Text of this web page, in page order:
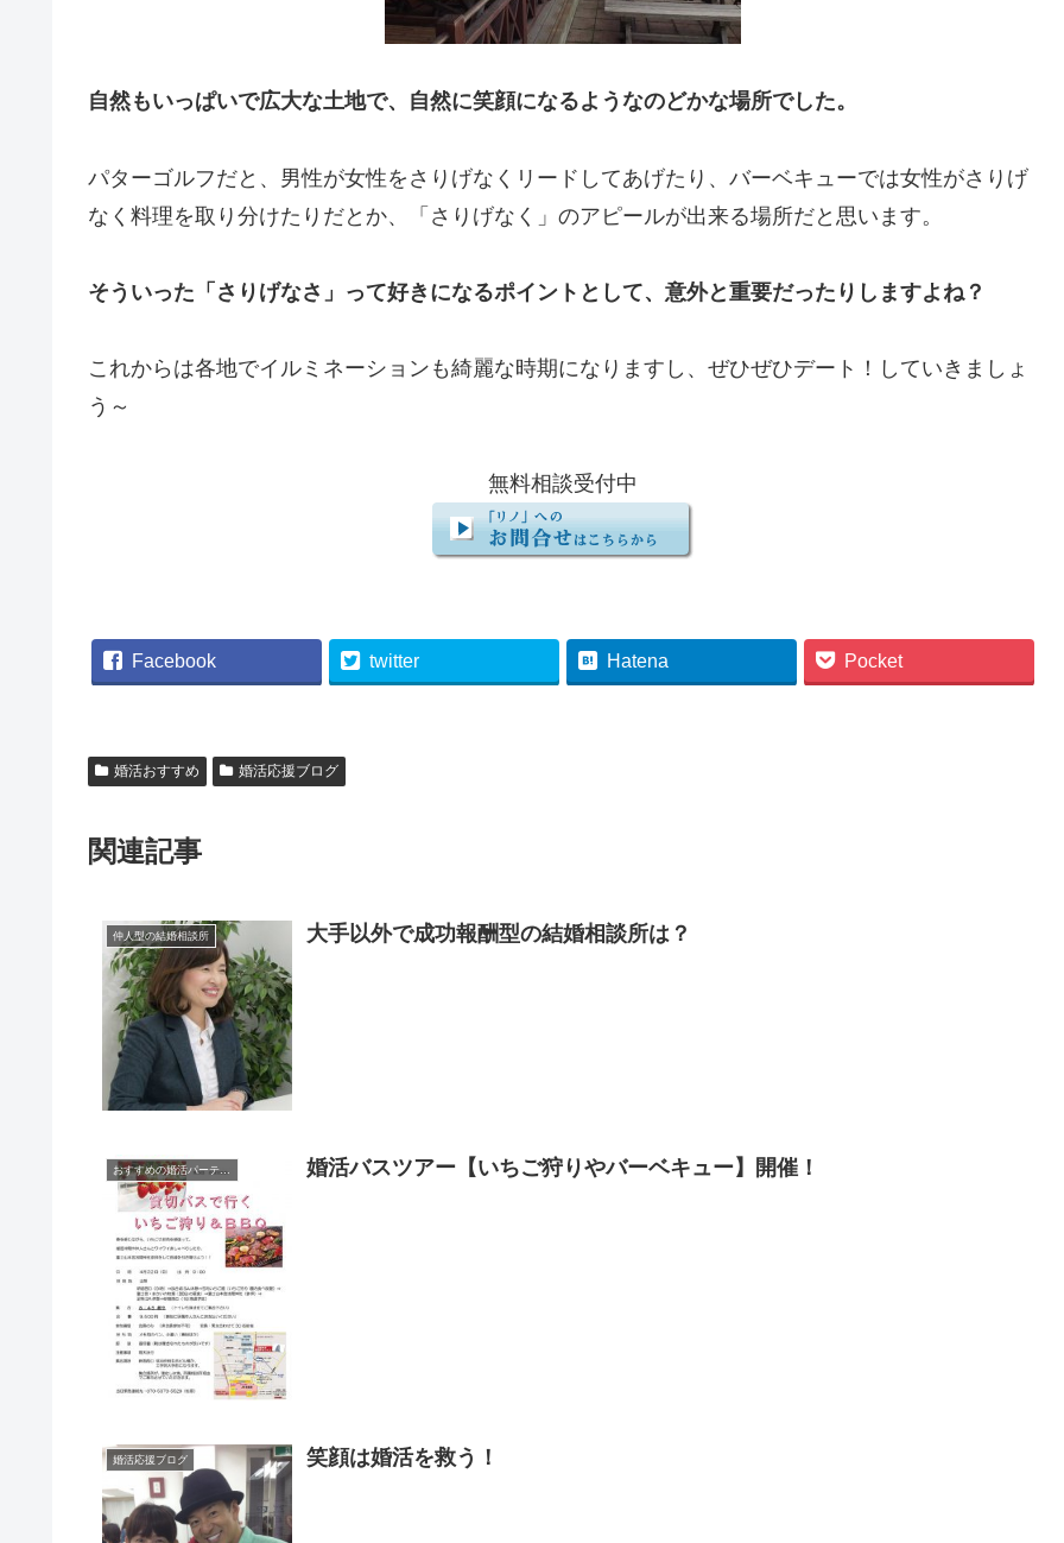
自然もいっぱいで広大な土地で、自然に笑顔になるようなのどかな場所でした。
パターゴルフだと、男性が女性をさりげなくリードしてあげたり、バーベキューでは女性がさりげ
なく料理を取り分けたりだとか、「さりげなく」のアピールが出来る場所だと思います。
そういった「さりげなさ」って好きになるポイントとして、意外と重要だったりしますよね？
これからは各地でイルミネーションも綺麗な時期になりますし、ぜひぜひデート！していきましょ
う～
無料相談受付中
Facebook twitter Hatena Pocket
婚活おすすめ 婚活応援ブログ
関連記事
仲人型の結婚相談所 大手以外で成功報酬型の結婚相談所は？
おすすめの婚活パーティー、セミナー 婚活バスツアー【いちご狩りやバーベキュー】開催！
婚活応援ブログ 笑顔は婚活を救う！